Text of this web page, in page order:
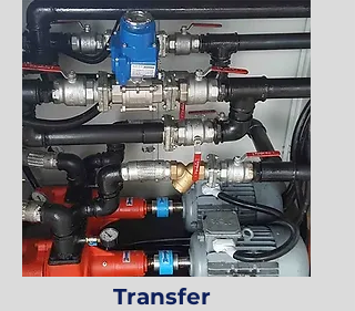
Transfer